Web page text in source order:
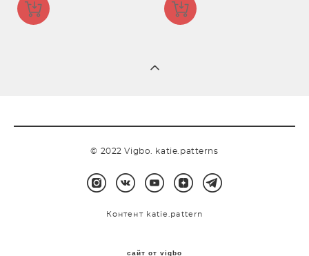
© 2022 Vigbo. katie.patterns
Контент katie.pattern
сайт от vigbo